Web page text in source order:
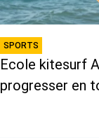
SPORTS
Ecole kitesurf
progresser en